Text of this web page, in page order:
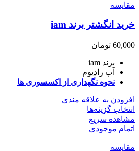
مقایسه
خرید انگشتر برند iam
60,000 تومان
برند iam
آب رادیوم
نحوه نگهداری از اکسسوری ها
افزودن به علاقه مندی
انتخاب گزینه‌ها
مشاهده سریع
اتمام موجودی
مقایسه